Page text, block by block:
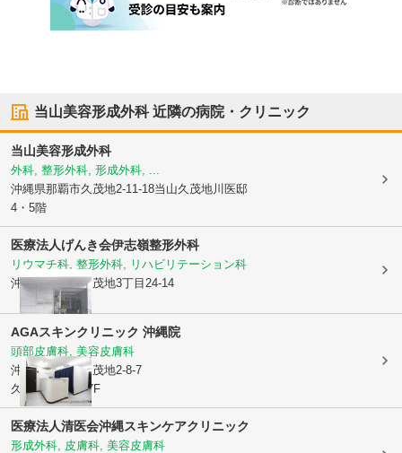
当山美容形成外科近隣の病院・クリニック
当山美容形成外科
外科, 整形外科, 形成外科, ...
沖縄県那覇市久茂地2-11-18当山久茂地川医邸
4・5階
医療法人げんき会伊志嶺整形外科
リウマチ科, 整形外科, リハビリテーション科
沖縄県那覇市久茂地3丁目24-14
AGAスキンクリニック 沖縄院
頭部皮膚科, 美容皮膚科
沖縄県那覇市久茂地2-8-7
久茂地KMビル7F
医療法人清医会沖縄スキンケアクリニック
形成外科, 皮膚科, 美容皮膚科